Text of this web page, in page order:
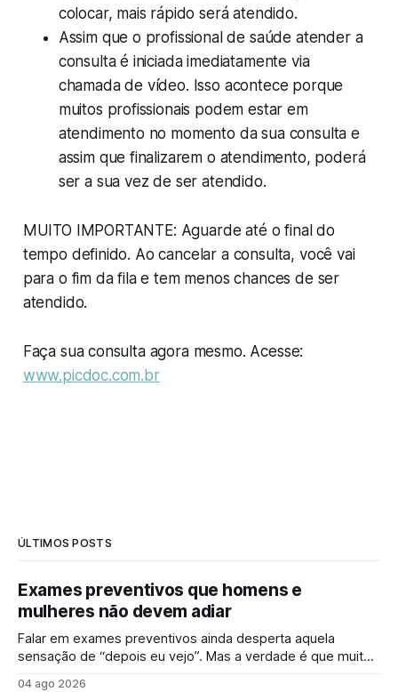
colocar, mais rápido será atendido.
Assim que o profissional de saúde atender a
consulta é iniciada imediatamente via
chamada de vídeo. Isso acontece porque
muitos profissionais podem estar em
atendimento no momento da sua consulta e
assim que finalizarem o atendimento, poderá
ser a sua vez de ser atendido.
MUITO IMPORTANTE: Aguarde até o final do
tempo definido. Ao cancelar a consulta, você vai
para o fim da fila e tem menos chances de ser
atendido.
Faça sua consulta agora mesmo. Acesse:
www.picdoc.com.br
ÚLTIMOS POSTS
Exames preventivos que homens e
mulheres não devem adiar
Falar em exames preventivos ainda desperta aquela
sensação de “depois eu vejo”. Mas a verdade é que muitas
04 ago 2026